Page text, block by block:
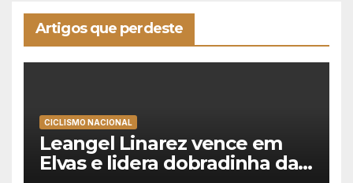
Artigos que perdeste
CICLISMO NACIONAL
Leangel Linarez vence em
Elvas e lidera dobradinha da